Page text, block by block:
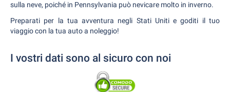
sulla neve, poiché in Pennsylvania può nevicare molto in inverno.
Preparati per la tua avventura negli Stati Uniti e goditi il tuo
viaggio con la tua auto a noleggio!
I vostri dati sono al sicuro con noi